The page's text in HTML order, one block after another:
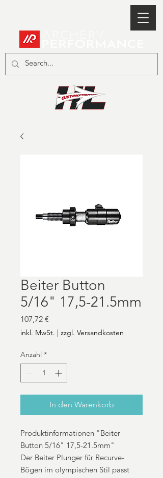
Beiter Button
5/16" 17,5-21.5mm
107,72 €
inkl. MwSt. | zzgl. Versandkosten
Anzahl *
In den Warenkorb
Produktinformationen "Beiter
Button 5/16" 17,5-21.5mm"
Der Beiter Plunger für Recurve-
Bögen im olympischen Stil passt